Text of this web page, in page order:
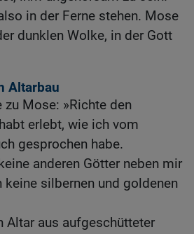
in der Ferne stehen. Mose
dunklen Wolke, in der Gott
Altarbau
zu Mose: »Richte den
erlebt, wie ich vom
gesprochen habe.
anderen Götter neben mir
keine silbernen und goldenen
Altar aus aufgeschütteter